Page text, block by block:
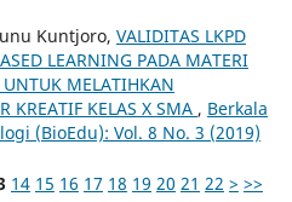
Kuntjoro, VALIDITAS LKPD
LEARNING PADA MATERI
MELATIHKAN
KREATIF KELAS X SMA , Berkala
(BioEdu): Vol. 8 No. 3 (2019)
14 15 16 17 18 19 20 21 22 > >>